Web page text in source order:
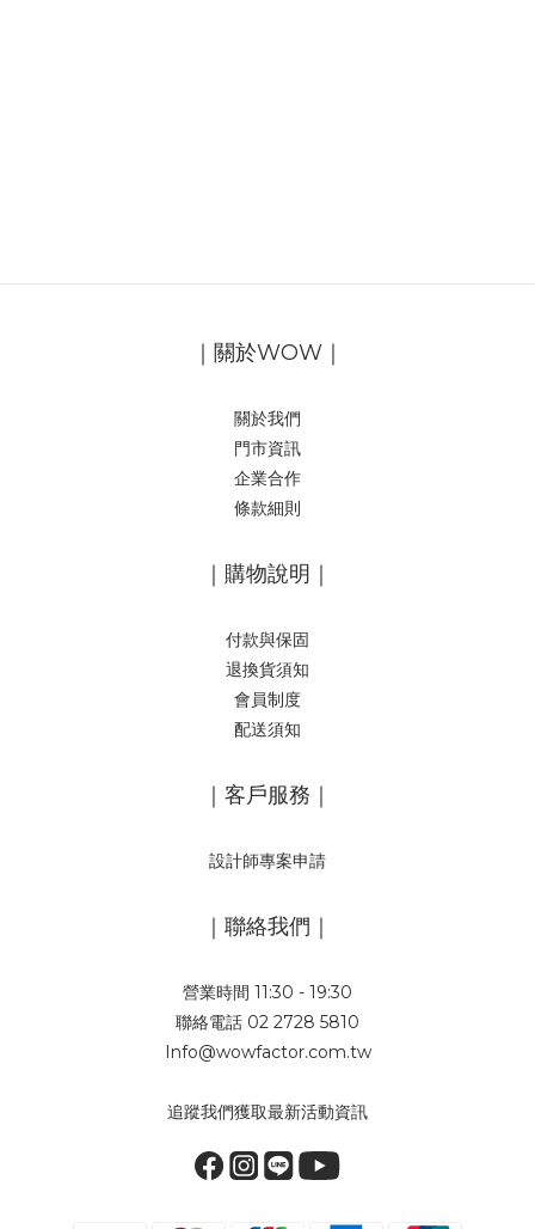
｜關於WOW｜
關於我們
門市資訊
企業合作
條款細則
｜購物說明｜
付款與保固
退換貨須知
會員制度
配送須知
｜客戶服務｜
設計師專案申請
｜聯絡我們｜
營業時間 11:30 - 19:30
聯絡電話 02 2728 5810
Info@wowfactor.com.tw
追蹤我們獲取最新活動資訊